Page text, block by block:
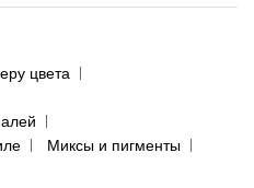
цвета
Миксы и пигменты